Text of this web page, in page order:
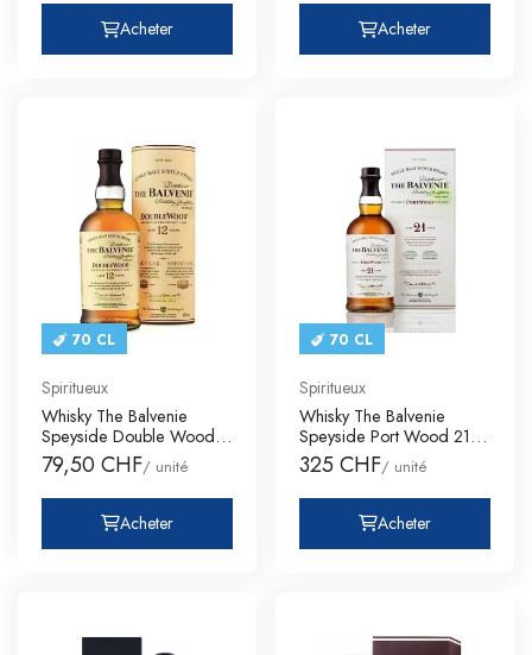
Acheter Acheter
70 CL
Spiritueux
Whisky The Balvenie
Speyside Double Wood
Cask 12
79,50 CHF/ unité
Acheter
70 CL
Spiritueux
Whisky The Balvenie
Speyside Port Wood 21
Ans
325 CHF/ unité
Acheter